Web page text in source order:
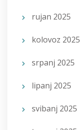
rujan 2025
kolovoz 2025
srpanj 2025
lipanj 2025
svibanj 2025